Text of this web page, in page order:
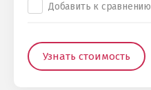
Добавить к сравнению
Узнать стоимость